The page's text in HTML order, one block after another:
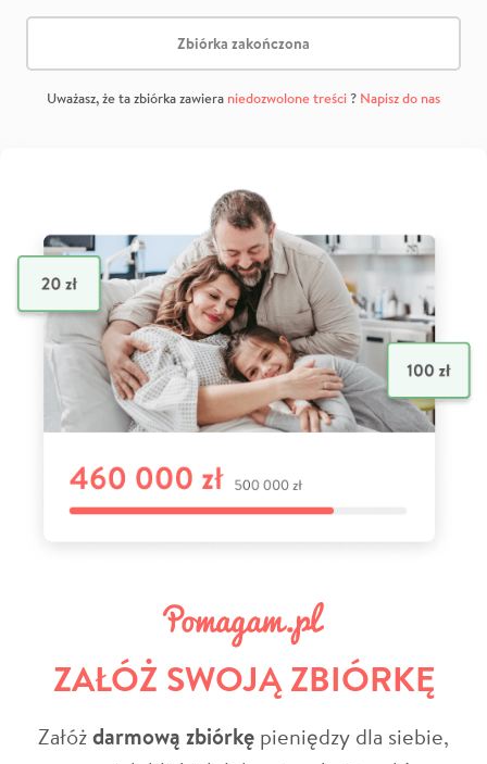
Zbiórka zakończona
Uważasz, że ta zbiórka zawiera niedozwolone treści? Napisz do nas
ZAŁÓŻ SWOJĄ ZBIÓRKĘ
Załóżdarmową zbiórkę pieniędzy dla siebie,